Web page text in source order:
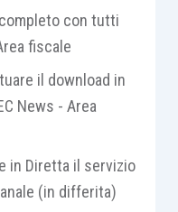
di società
seguito, ci
rispetto alle
(entrato in vigore
cardine, che
nelle Società
con tutti
fiscale
il download in
News - Area
in Diretta il servizio
(in differita)